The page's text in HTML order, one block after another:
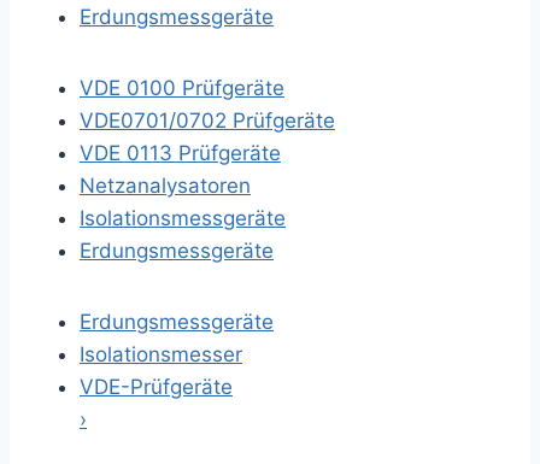
Erdungsmessgeräte
VDE 0100 Prüfgeräte
VDE0701/0702 Prüfgeräte
VDE 0113 Prüfgeräte
Netzanalysatoren
Isolationsmessgeräte
Erdungsmessgeräte
Erdungsmessgeräte
Isolationsmesser
VDE-Prüfgeräte
›